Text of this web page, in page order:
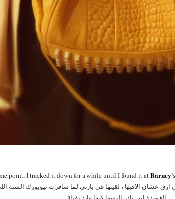
point, I tracked it down for a while until I found it atBarney's